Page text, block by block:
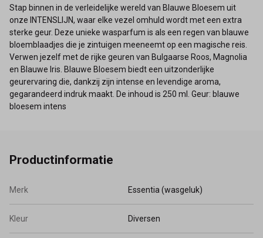
Stap binnen in de verleidelijke wereld van Blauwe Bloesem uit
onze INTENSLIJN, waar elke vezel omhuld wordt met een extra
sterke geur. Deze unieke wasparfum is als een regen van blauwe
bloemblaadjes die je zintuigen meeneemt op een magische reis.
Verwen jezelf met de rijke geuren van Bulgaarse Roos, Magnolia
en Blauwe Iris. Blauwe Bloesem biedt een uitzonderlijke
geurervaring die, dankzij zijn intense en levendige aroma,
gegarandeerd indruk maakt. De inhoud is 250 ml. Geur: blauwe
bloesem intens
Productinformatie
Merk Essentia (wasgeluk)
Kleur Diversen